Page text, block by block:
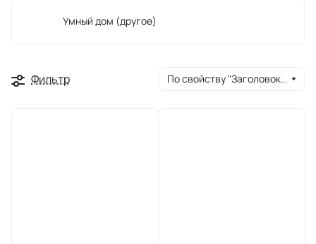
Умный дом (другое)
Фильтр По свойству "Заголовок окна браузера" (убывание)